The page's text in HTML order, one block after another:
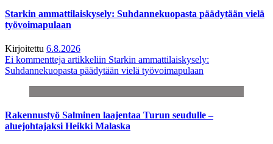
Starkin ammattilaiskysely: Suhdannekuopasta päädytään vielä
työvoimapulaan
Kirjoitettu 6.8.2026
Ei kommentteja artikkeliin Starkin ammattilaiskysely:
Suhdannekuopasta päädytään vielä työvoimapulaan
Rakennustyö Salminen laajentaa Turun seudulle –
aluejohtajaksi Heikki Malaska